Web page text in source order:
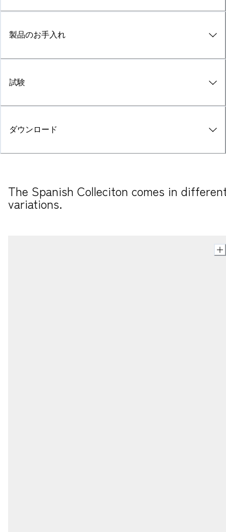
製品のお手入れ
試験
ダウンロード
The Spanish Colleciton comes in
variations.